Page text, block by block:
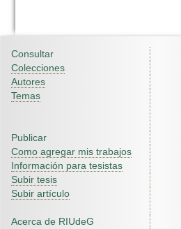
Consultar
Colecciones
Autores
Temas
Publicar
Como agregar mis trabajos
Información para tesistas
Subir tesis
Subir artículo
Acerca de RIUdeG